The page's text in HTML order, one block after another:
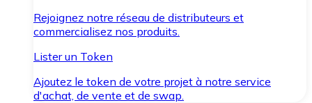
Rejoignez notre réseau de distributeurs et
commercialisez nos produits.
Lister un Token
Ajoutez le token de votre projet à notre service
d'achat, de vente et de swap.